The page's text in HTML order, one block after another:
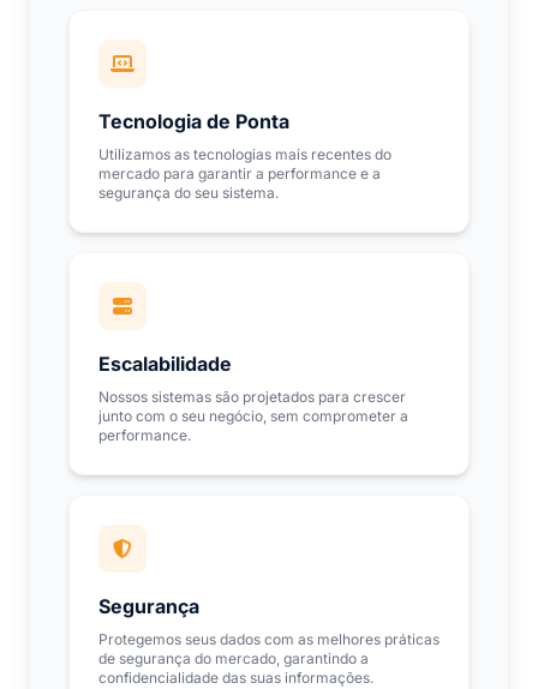
Tecnologia de Ponta
Utilizamos as tecnologias mais recentes do
mercado para garantir a performance e a
segurança do seu sistema.
Escalabilidade
Nossos sistemas são projetados para crescer
junto com o seu negócio, sem comprometer a
performance.
Segurança
Protegemos seus dados com as melhores práticas
de segurança do mercado, garantindo a
confidencialidade das suas informações.